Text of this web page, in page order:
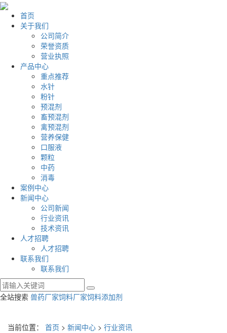
首页
关于我们
公司简介
荣誉资质
营业执照
产品中心
重点推荐
水针
粉针
预混剂
畜预混剂
禽预混剂
营养保健
口服液
颗粒
中药
消毒
案例中心
新闻中心
公司新闻
行业资讯
技术资讯
人才招聘
人才招聘
联系我们
联系我们
全站搜索 兽药厂家饲料厂家饲料添加剂
当前位置： 首页 > 新闻中心 > 行业资讯